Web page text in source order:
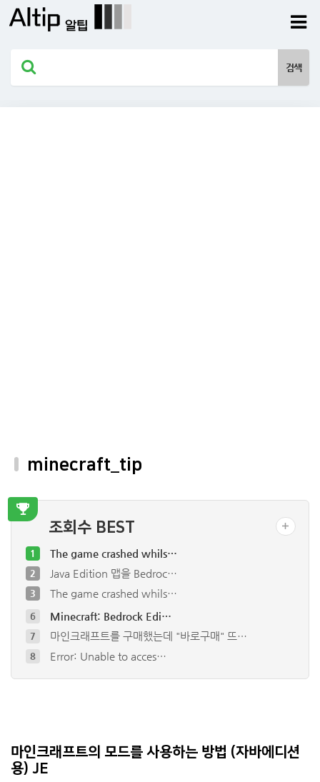
minecraft_tip
조회수 BEST
6 Minecraft: Bedrock Edi…
7 마인크래프트를 구매했는데 "바로구매" 뜨…
8 Error: Unable to acces…
9 internal exception jav…
10 io.netty.channel.abstr…
6 Minecraft: Bedrock Edi…
1 The game crashed whils…
2 Java Edition 맵을 Bedroc…
3 The game crashed whils…
마인크래프트의 모드를 사용하는 방법 (자바에디션
용) JE